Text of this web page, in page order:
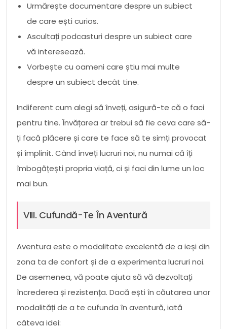
Urmărește documentare despre un subiect
de care ești curios.
Ascultați podcasturi despre un subiect care
vă interesează.
Vorbește cu oameni care știu mai multe
despre un subiect decât tine.
Indiferent cum alegi să înveți, asigură-te că o faci
pentru tine. Învățarea ar trebui să fie ceva care să-
ți facă plăcere și care te face să te simți provocat
și împlinit. Când înveți lucruri noi, nu numai că îți
îmbogățești propria viață, ci și faci din lume un loc
mai bun.
VIII. Cufundă-Te În Aventură
Aventura este o modalitate excelentă de a ieși din
zona ta de confort și de a experimenta lucruri noi.
De asemenea, vă poate ajuta să vă dezvoltați
încrederea și rezistența. Dacă ești în căutarea unor
modalități de a te cufunda în aventură, iată
câteva idei: